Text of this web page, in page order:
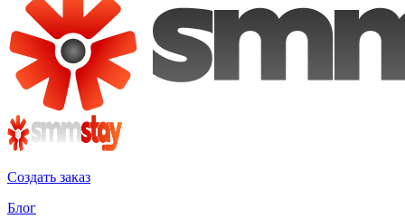
Создать заказ
Блог